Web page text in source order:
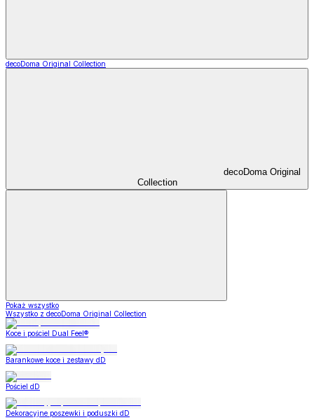
decoDoma Original Collection
decoDoma Original
Collection
Pokaż wszystko
Wszystko z decoDoma Original Collection
Koce i pościel Dual Feel®
Barankowe koce i zestawy dD
Pościel dD
Dekoracyjne poszewki i poduszki dD